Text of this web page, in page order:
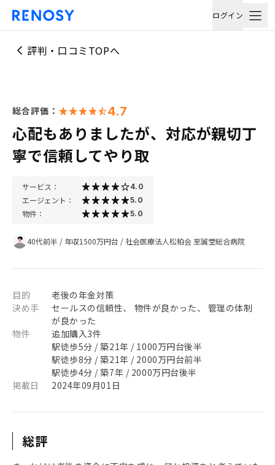
ログイン
評判・口コミTOPへ
総合評価： 4.7
心配もありましたが、対応が親切丁
寧で信頼してやり取
サービス： 4.0
エージェント： 5.0
物件： 5.0
40代前半 / 年収1500万円台 / 社会医療法人松柏会 至誠堂総合病院
目的
老後の年金対策
決め手
セールスの信頼性、 物件が良かった、 管理の体制
が良かった
物件
追加購入3件
駅徒歩5分 / 築21年 / 1000万円台後半
駅徒歩8分 / 築21年 / 2000万円台前半
駅徒歩4分 / 築7年 / 2000万円台後半
掲載日
2024年09月01日
総評